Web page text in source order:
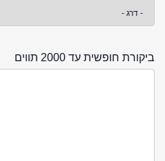
ביקורת חופשית עד 2000 תווים